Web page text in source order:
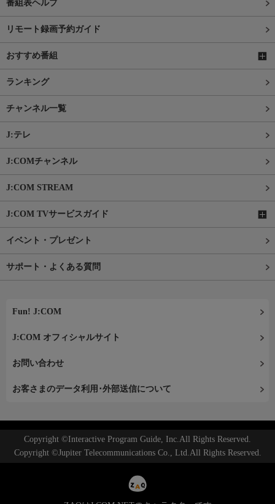
番組表ヘルプ
リモート録画予約ガイド
おすすめ番組
ランキング
チャンネル一覧
J:テレ
J:COMチャンネル
J:COM STREAM
J:COM TVサービスガイド
イベント・プレゼント
サポート・よくある質問
Fun! J:COM
J:COM オフィシャルサイト
お問い合わせ
お客さまのデータ利用･外部送信について
Copyright ©Interactive Program Guide, Inc.All Rights Reserved.
Copyright ©Jupiter Telecommunications Co., Ltd.All Rights Reserved.